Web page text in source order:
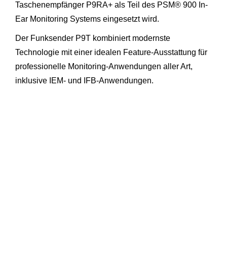
Taschenempfänger P9RA+ als Teil des PSM® 900 In-
Ear Monitoring Systems eingesetzt wird.
Der Funksender P9T kombiniert modernste
Technologie mit einer idealen Feature-Ausstattung für
professionelle Monitoring-Anwendungen aller Art,
inklusive IEM- und IFB-Anwendungen.